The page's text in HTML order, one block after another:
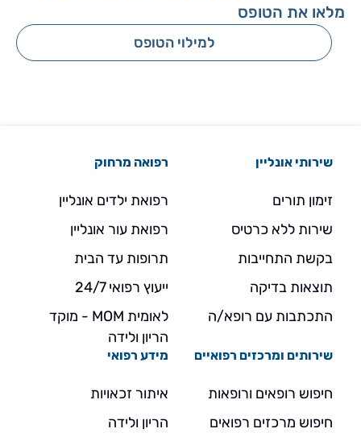
מלאו את הטופס
למילוי הטופס
שירותי אונליין
זימון תורים
שירות ללא כרטיס
בקשת התחייבות
תוצאות בדיקה
התכתבות עם רופא/ה
רפואה מרחוק
רפואת ילדים אונליין
רפואת עור אונליין
תרופות עד הבית
ייעוץ רפואי 24/7
לאומית MOM - מוקד
הריון ולידה
שירותים ומרכזים רפואיים
חיפוש רופאים ורופאות
חיפוש מרכזים רפואים
מידע רפואי
איתור זכאויות
הריון ולידה